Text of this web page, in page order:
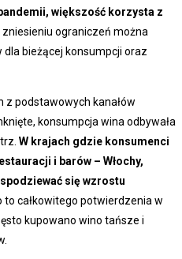
większość korzysta z
zniesieniu ograniczeń można
bieżącej konsumpcji oraz
z podstawowych kanałów
konsumpcja wina odbywała
W krajach gdzie konsumenci
i barów – Włochy,
się wzrostu
to całkowitego potwierdzenia w
kupowano wino tańsze i